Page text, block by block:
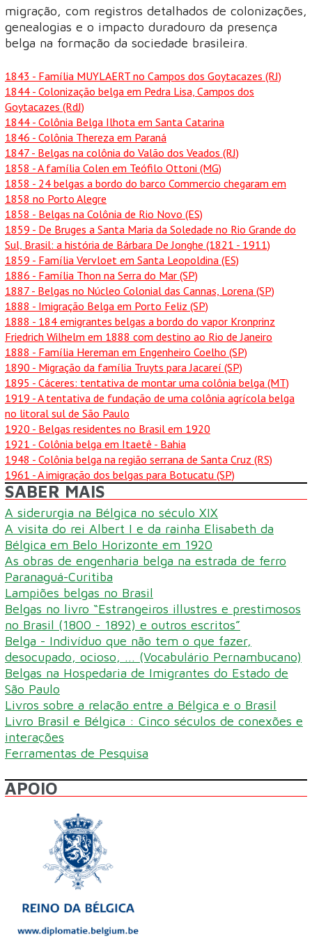
migração, com registros detalhados de colonizações,
genealogias e o impacto duradouro da presença
belga na formação da sociedade brasileira.
1843 - Família MUYLAERT no Campos dos Goytacazes (RJ)
1844 - Colonização belga em Pedra Lisa, Campos dos
Goytacazes (RdJ)
1844 - Colônia Belga Ilhota em Santa Catarina
1846 - Colônia Thereza em Paraná
1847 - Belgas na colônia do Valão dos Veados (RJ)
1858 - A família Colen em Teófilo Ottoni (MG)
1858 - 24 belgas a bordo do barco Commercio chegaram em
1858 no Porto Alegre
1858 - Belgas na Colônia de Rio Novo (ES)
1859 - De Bruges a Santa Maria da Soledade no Rio Grande do
Sul, Brasil: a história de Bárbara De Jonghe (1821 - 1911)
1859 - Família Vervloet em Santa Leopoldina (ES)
1886 - Família Thon na Serra do Mar (SP)
1887 - Belgas no Núcleo Colonial das Cannas, Lorena (SP)
1888 - Imigração Belga em Porto Feliz (SP)
1888 - 184 emigrantes belgas a bordo do vapor Kronprinz
Friedrich Wilhelm em 1888 com destino ao Rio de Janeiro
1888 - Família Hereman em Engenheiro Coelho (SP)
1890 - Migração da família Truyts para Jacareí (SP)
1895 - Cáceres: tentativa de montar uma colônia belga (MT)
1919 - A tentativa de fundação de uma colônia agrícola belga
no litoral sul de São Paulo
1920 - Belgas residentes no Brasil em 1920
1921 - Colônia belga em Itaetê - Bahia
1948 - Colônia belga na região serrana de Santa Cruz (RS)
1961 - A imigração dos belgas para Botucatu (SP)
SABER MAIS
A siderurgia na Bélgica no século XIX
A visita do rei Albert I e da rainha Elisabeth da
Bélgica em Belo Horizonte em 1920
As obras de engenharia belga na estrada de ferro
Paranaguá-Curitiba
Lampiões belgas no Brasil
Belgas no livro “Estrangeiros illustres e prestimosos
no Brasil (1800 - 1892) e outros escritos”
Belga - Indivíduo que não tem o que fazer,
desocupado, ocioso, ... (Vocabulário Pernambucano)
Belgas na Hospedaria de Imigrantes do Estado de
São Paulo
Livros sobre a relação entre a Bélgica e o Brasil
Livro Brasil e Bélgica : Cinco séculos de conexões e
interações
Ferramentas de Pesquisa
APOIO